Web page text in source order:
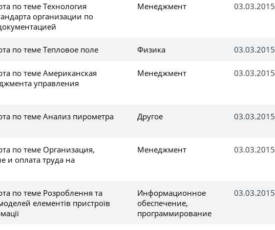
по теме Технология
организации по
Менеджмент 03.03.2015
по теме Тепловое поле Физика 03.03.2015
по теме Американская
управления
Менеджмент 03.03.2015
по теме Анализ пирометра
Другое 03.03.2015
по теме Организация,
и оплата труда на
Менеджмент 03.03.2015
по теме Розроблення та
елементів пристроїв
Информационное
обеспечение,
программирование
03.03.2015